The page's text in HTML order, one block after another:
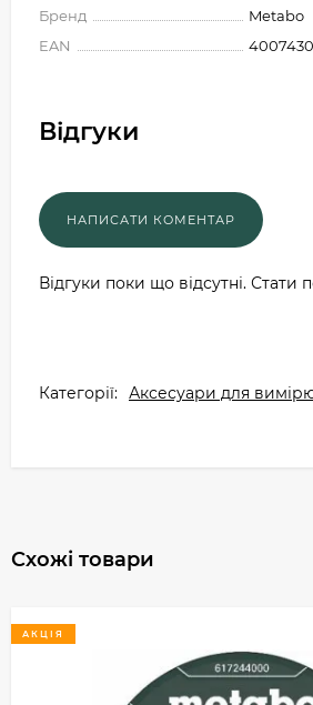
Бренд
Metabo
EAN
Відгуки
Відгуки поки що відсутні. Стати
Категорії: Аксесуари для
Схожі товари
АКЦІЯ